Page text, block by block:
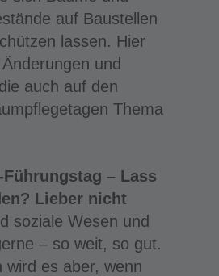
auf Baustellen
lassen. Hier
und
auch auf den
Thema
– Lass
Lieber nicht
soziale Wesen und
– so weit, so gut.
wird es aber, wenn